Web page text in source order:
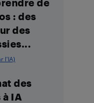
de
: des
des
l'IA)
des
IA